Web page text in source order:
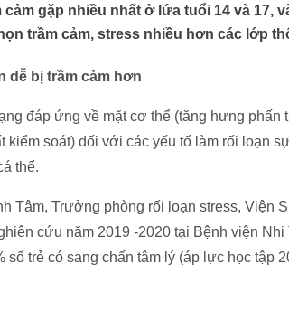
cảm gặp nhiều nhất ở lứa tuổi 14 và 17,
trầm cảm, stress nhiều hơn các lớp
dễ bị trầm cảm hơn
đáp ứng về mặt cơ thể (tăng hưng phấn
kiểm soát) đối với các yếu tố làm rối loạn
thể.
Tâm, Trưởng phòng rối loạn stress, Viện
cứu năm 2019 -2020 tại Bệnh viện
số trẻ có sang chấn tâm lý (áp lực học tập